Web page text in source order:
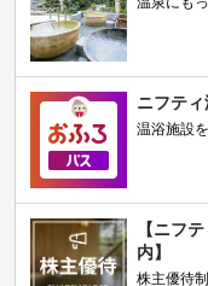
ニフテ
温浴施設
【ニフ
内】
株主優待